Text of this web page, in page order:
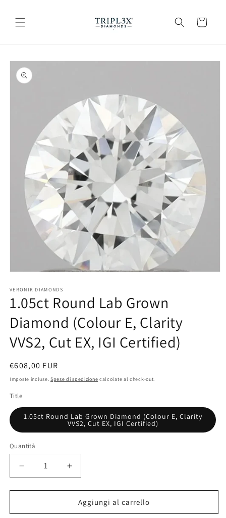
ai contenuti
Carrello
Passa alle
informazioni
sul prodotto
multimediali
1
in
modale
VERONIK DIAMONDS
1.05ct Round Lab Grown
Diamond (Colour E, Clarity
VVS2, Cut EX, IGI Certified)
Prezzo
di
€608,00 EUR
Imposte incluse. Spese di spedizione calcolate al check-out.
Title
1.05ct Round Lab Grown Diamond (Colour E, Clarity
VVS2, Cut EX, IGI Certified)
Quantità
Diminuisci
quantità
per
Round
Aumenta
quantità
per
1.05ct
Round
Aggiungi al carrello